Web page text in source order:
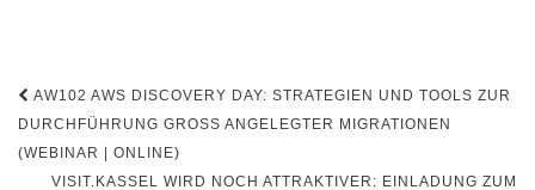
Beitragsnavigation
AW102 AWS DISCOVERY DAY: STRATEGIEN UND TOOLS ZUR
DURCHFÜHRUNG GROSS ANGELEGTER MIGRATIONEN (
WEBINAR | ONLINE)
VISIT.KASSEL WIRD NOCH ATTRAKTIVER: EINLADUNG ZUM